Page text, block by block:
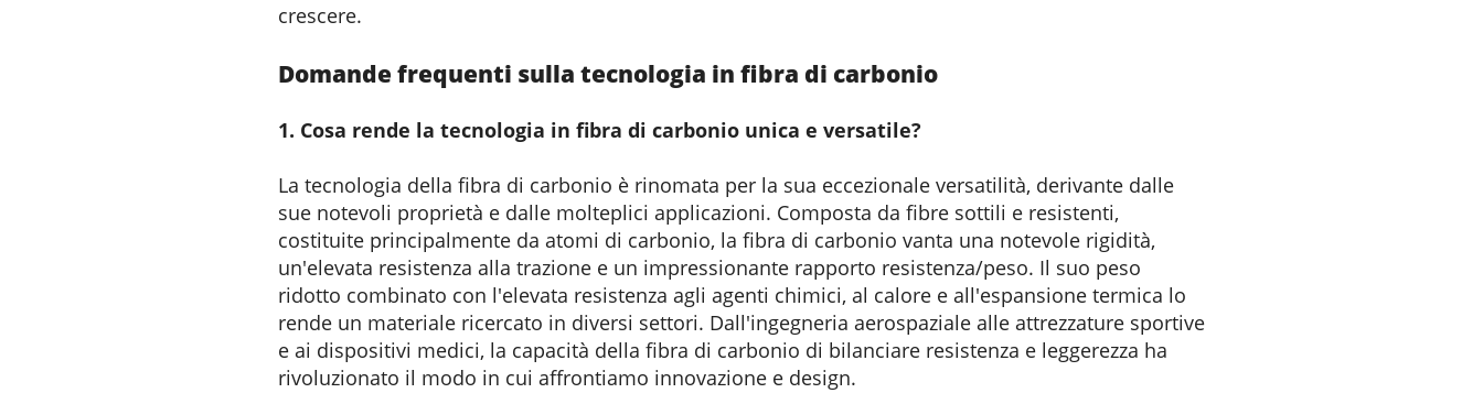
crescere.
Domande frequenti sulla tecnologia in fibra di carbonio
1. Cosa rende la tecnologia in fibra di carbonio unica e versatile?
La tecnologia della fibra di carbonio è rinomata per la sua eccezionale versatilità, derivante dalle
sue notevoli proprietà e dalle molteplici applicazioni. Composta da fibre sottili e resistenti,
costituite principalmente da atomi di carbonio, la fibra di carbonio vanta una notevole rigidità,
un'elevata resistenza alla trazione e un impressionante rapporto resistenza/peso. Il suo peso
ridotto combinato con l'elevata resistenza agli agenti chimici, al calore e all'espansione termica lo
rende un materiale ricercato in diversi settori. Dall'ingegneria aerospaziale alle attrezzature sportive
e ai dispositivi medici, la capacità della fibra di carbonio di bilanciare resistenza e leggerezza ha
rivoluzionato il modo in cui affrontiamo innovazione e design.